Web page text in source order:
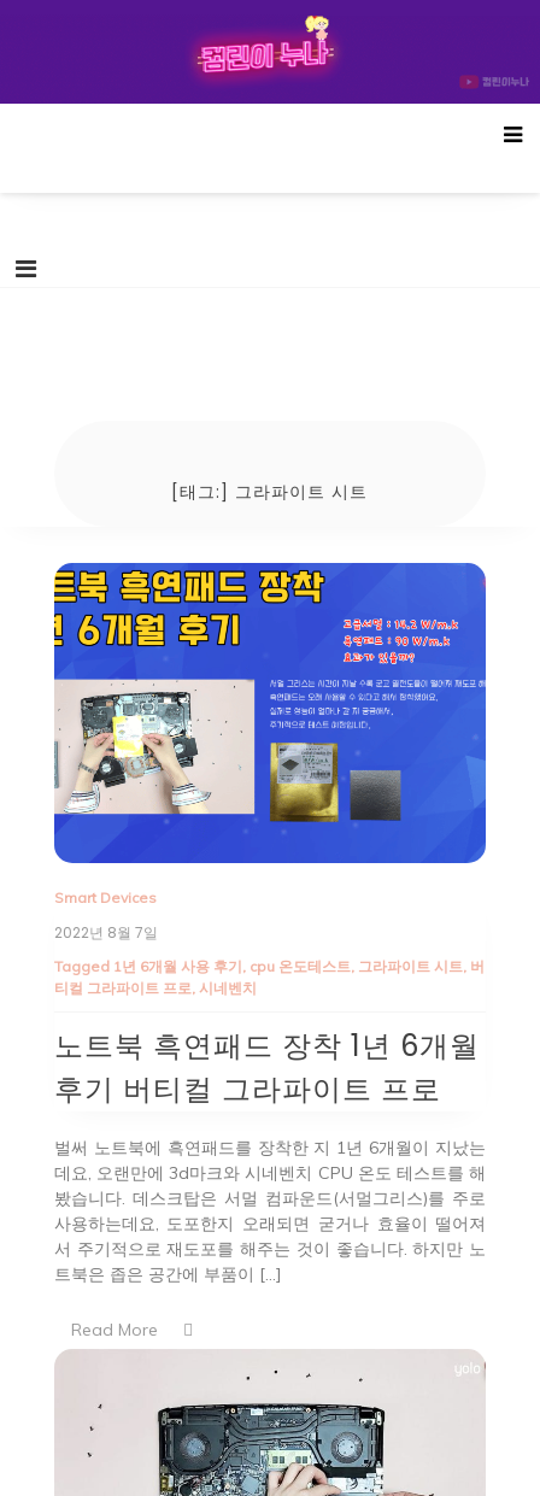
[태그:] 그라파이트 시트
Smart Devices
2022년 8월 7일
Tagged 1년 6개월 사용 후기, cpu 온도테스트, 그라파이트 시트, 버
티컬 그라파이트 프로, 시네벤치
노트북 흑연패드 장착 1년 6개월
후기 버티컬 그라파이트 프로
벌써 노트북에 흑연패드를 장착한 지 1년 6개월이 지났는
데요, 오랜만에 3d마크와 시네벤치 CPU 온도 테스트를 해
봤습니다. 데스크탑은 서멀 컴파운드(서멀그리스)를 주로
사용하는데요, 도포한지 오래되면 굳거나 효율이 떨어져
서 주기적으로 재도포를 해주는 것이 좋습니다. 하지만 노
트북은 좁은 공간에 부품이 […]
Read More